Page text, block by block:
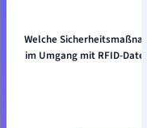
Welche
im Umgang mit RFID-